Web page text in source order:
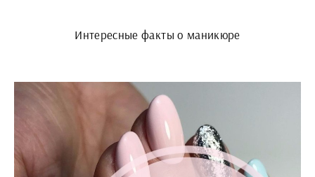
Интересные факты о маникюре